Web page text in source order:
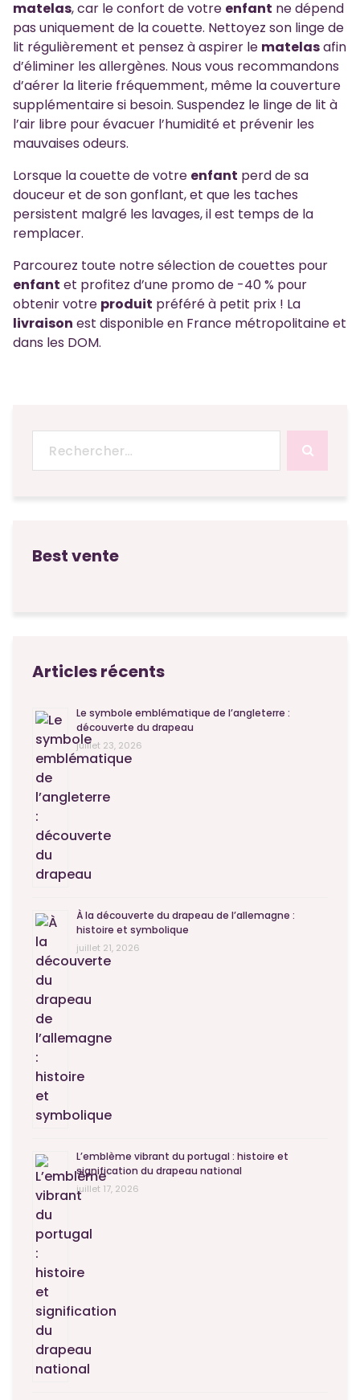
matelas, car le confort de votre enfant ne dépend
pas uniquement de la couette. Nettoyez son linge de
lit régulièrement et pensez à aspirer le matelasafin
d’éliminer les allergènes. Nous vous recommandons
d’aérer la literie fréquemment, même la couverture
supplémentaire si besoin. Suspendez le linge de lit à
l’air libre pour évacuer l’humidité et prévenir les
mauvaises odeurs.
Lorsque la couette de votre enfant perd de sa
douceur et de son gonflant, et que les taches
persistent malgré les lavages, il est temps de la
remplacer.
Parcourez toute notre sélection de couettes pour
enfant et profitez d’une promo de -40 % pour
obtenir votre produit préféré à petit prix ! La
livraison est disponible en France métropolitaine et
dans les DOM.
pour :
Best vente
Articles récents
Le symbole emblématique de l’angleterre :
découverte du drapeau
juillet 23, 2026
À la découverte du drapeau de l’allemagne :
histoire et symbolique
juillet 21, 2026
L’emblème vibrant du portugal : histoire et
signification du drapeau national
juillet 17, 2026